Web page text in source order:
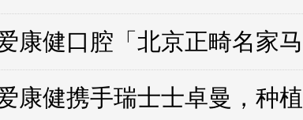
康健口腔「北京正畸名家马
康健携手瑞士士卓曼，种植